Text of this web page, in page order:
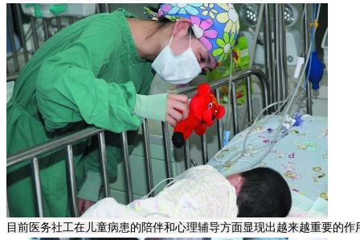
目前医务社工在儿童病患的陪伴和心理辅导方面显现出越来越重要的作